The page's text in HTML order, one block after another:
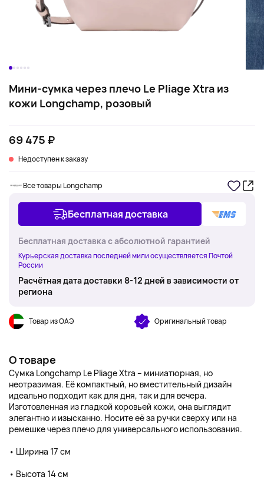
Мини-сумка через плечо Le Pliage Xtra из
кожи Longchamp, розовый
69 475 ₽
Недоступен к заказу
Все товары Longchamp
Бесплатная доставка
Бесплатная доставка с абсолютной гарантией
Курьерская доставка последней мили осуществляется Почтой
России
Расчётная дата доставки 8-12 дней в зависимости от
региона
Товар из ОАЭ Оригинальный товар
О товаре
Сумка Longchamp Le Pliage Xtra – миниатюрная, но
неотразимая. Её компактный, но вместительный дизайн
идеально подходит как для дня, так и для вечера.
Изготовленная из гладкой коровьей кожи, она выглядит
элегантно и изысканно. Носите её за ручки сверху или на
ремешке через плечо для универсального использования.
• Ширина 17 см
• Высота 14 см